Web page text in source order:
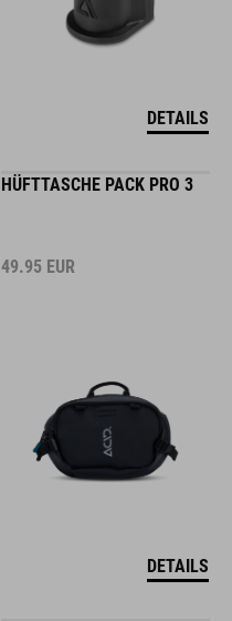
DETAILS
HÜFTTASCHE PACK PRO 3
49.95 EUR
DETAILS